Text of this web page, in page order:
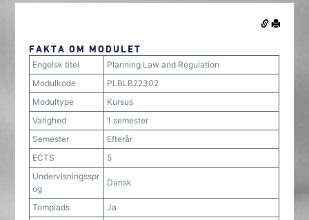
FAKTA OM MODULET
Engelsk titel
Planning Law and Regulation
Modulkode
PLBLB22302
Modultype
Kursus
Varighed
1 semester
Semester
Efterår
ECTS
5
Undervisningsspr
og
Dansk
Tomplads
Ja